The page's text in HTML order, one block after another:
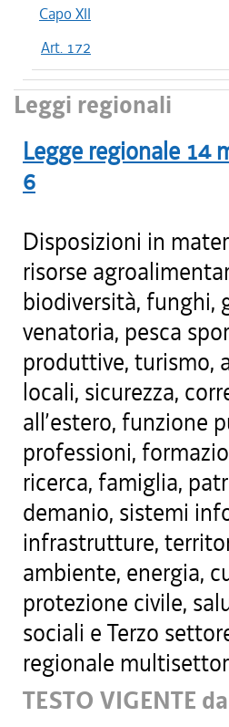
Capo XII
Art. 172
Leggi regionali
Legge regionale 14
6
Disposizioni in
risorse
biodiversità, funghi,
venatoria, pesca
produttive, turismo,
locali, sicurezza,
all’estero, funzione
professioni,
ricerca, famiglia,
demanio, sistemi
infrastrutture,
ambiente, energia,
protezione civile,
sociali e Terzo
regionale
TESTO VIGENTE